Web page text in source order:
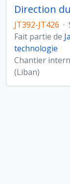
JT392-JT426 ·
Fait partie de
technologie
Chantier
(Liban)